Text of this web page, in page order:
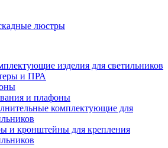
люстры
изделия для светильников
и ПРА
и плафоны
комплектующие для
и кронштейны для крепления